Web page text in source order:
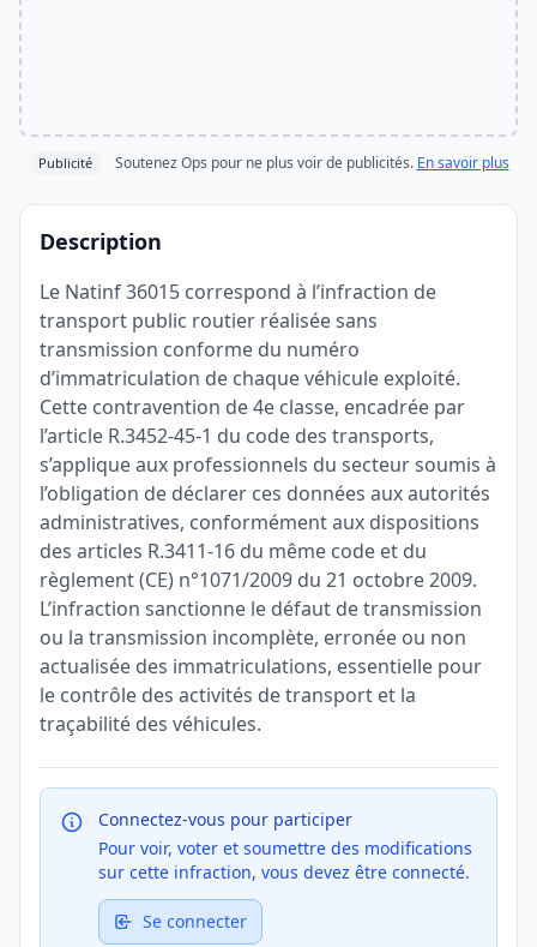
Publicité Soutenez Ops pour ne plus voir de publicités. En savoir plus
Description
Le Natinf 36015 correspond à l’infraction de
transport public routier réalisée sans
transmission conforme du numéro
d’immatriculation de chaque véhicule exploité.
Cette contravention de 4e classe, encadrée par
l’article R.3452-45-1 du code des transports,
s’applique aux professionnels du secteur soumis à
l’obligation de déclarer ces données aux autorités
administratives, conformément aux dispositions
des articles R.3411-16 du même code et du
règlement (CE) n°1071/2009 du 21 octobre 2009.
L’infraction sanctionne le défaut de transmission
ou la transmission incomplète, erronée ou non
actualisée des immatriculations, essentielle pour
le contrôle des activités de transport et la
traçabilité des véhicules.
Connectez-vous pour participer
Pour voir, voter et soumettre des modifications
sur cette infraction, vous devez être connecté.
Se connecter